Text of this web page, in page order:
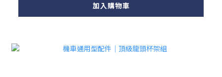
加入購物車